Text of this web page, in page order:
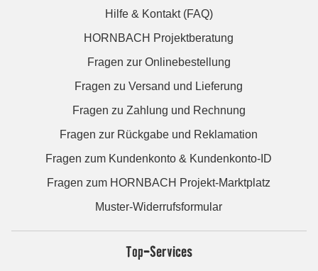
Hilfe & Kontakt (FAQ)
HORNBACH Projektberatung
Fragen zur Onlinebestellung
Fragen zu Versand und Lieferung
Fragen zu Zahlung und Rechnung
Fragen zur Rückgabe und Reklamation
Fragen zum Kundenkonto & Kundenkonto-ID
Fragen zum HORNBACH Projekt-Marktplatz
Muster-Widerrufsformular
Top-Services